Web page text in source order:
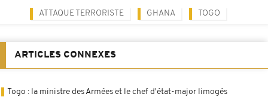
ATTAQUE TERRORISTE GHANA TOGO
ARTICLES CONNEXES
Togo : la ministre des Armées et le chef d'état-major limogés